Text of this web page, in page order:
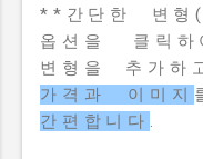
**간단한 변
옵션을 클릭
변형을 추가
가격과 이미지
간편합니다 .